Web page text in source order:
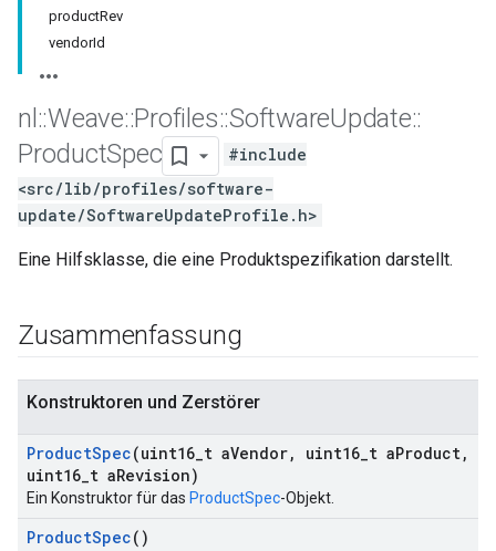
productRev
vendorId
nl ::Weave::Profiles::SoftwareUpdate::
ProductSpec
#include
<src/lib/profiles/software-
update/SoftwareUpdateProfile.h>
Eine Hilfsklasse, die eine Produktspezifikation darstellt.
Zusammenfassung
Konstruktoren und Zerstörer
ProductSpec(uint16 t aVendor, uint16 t aProduct,
uint16 t aRevision)
Ein Konstruktor für das ProductSpec-Objekt.
ProductSpec()